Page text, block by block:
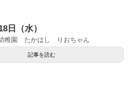
日（水）
稚園 たかはし りおちゃん
記事を読む